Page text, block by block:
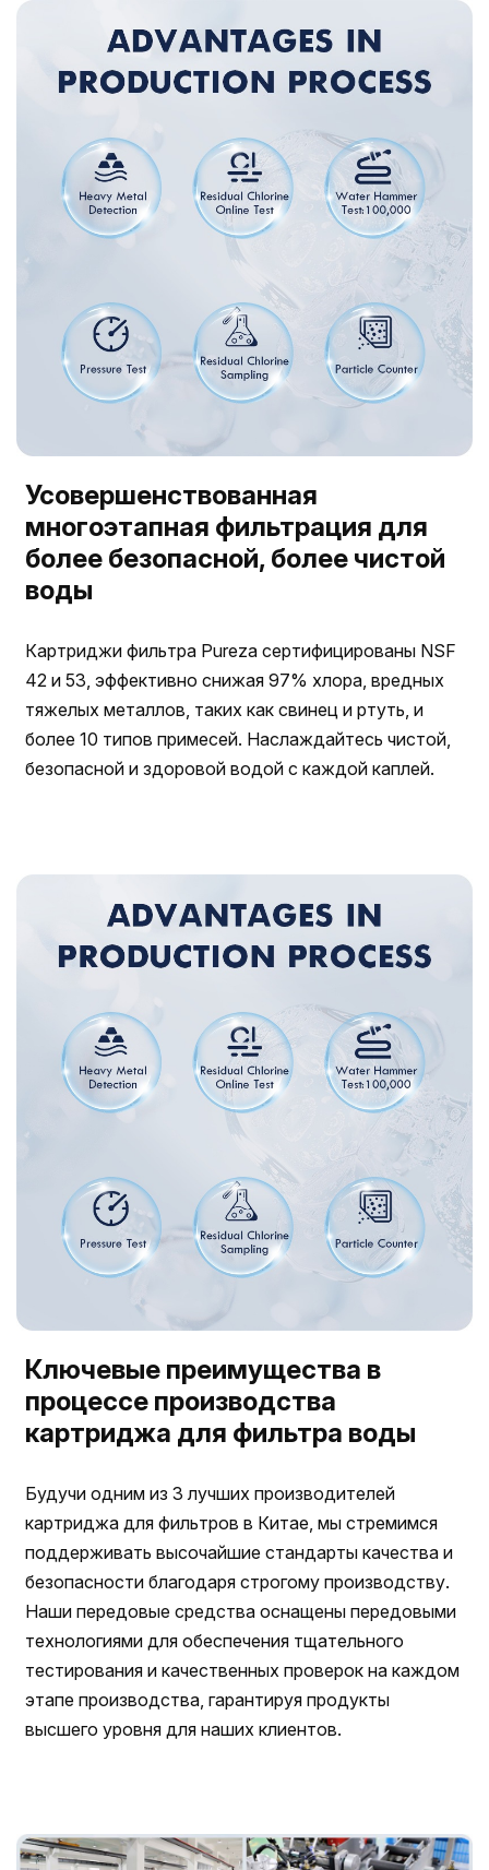
Усовершенствованная
многоэтапная фильтрация для
более безопасной, более чистой
воды
Картриджи фильтра Pureza сертифицированы NSF
42 и 53, эффективно снижая 97% хлора, вредных
тяжелых металлов, таких как свинец и ртуть, и
более 10 типов примесей. Наслаждайтесь чистой,
безопасной и здоровой водой с каждой каплей.
Ключевые преимущества в
процессе производства
картриджа для фильтра воды
Будучи одним из 3 лучших производителей
картриджа для фильтров в Китае, мы стремимся
поддерживать высочайшие стандарты качества и
безопасности благодаря строгому производству.
Наши передовые средства оснащены передовыми
технологиями для обеспечения тщательного
тестирования и качественных проверок на каждом
этапе производства, гарантируя продукты
высшего уровня для наших клиентов.